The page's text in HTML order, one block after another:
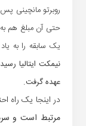
روبرتو مانچینی
حتی آن مبلغ هم
یک سابقه را به
نیمکت ایتالیا
عهده گرفت.
در اینجا یک راه
مرتبط است و